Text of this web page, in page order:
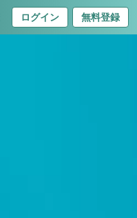
ログイン 無料登録